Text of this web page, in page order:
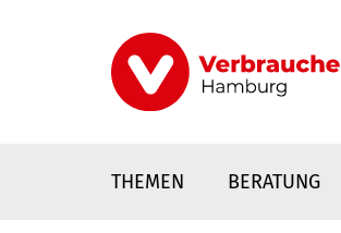
THEMEN BERATUNG